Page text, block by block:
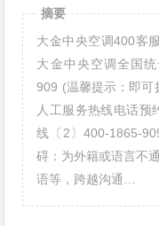
摘要
大金中央空调400客
大金中央空调全国
909 (温馨提示：即可
人工服务热线电话预
线〔2〕400-1865-
碍：为外籍或语言不
语等，跨越沟通…